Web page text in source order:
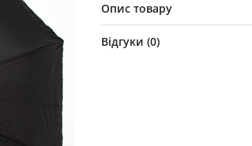
Опис товару
Відгуки (0)